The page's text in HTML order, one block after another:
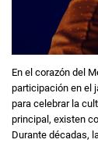
En el corazón del
participación en el
para celebrar la
principal, existen
Durante décadas,